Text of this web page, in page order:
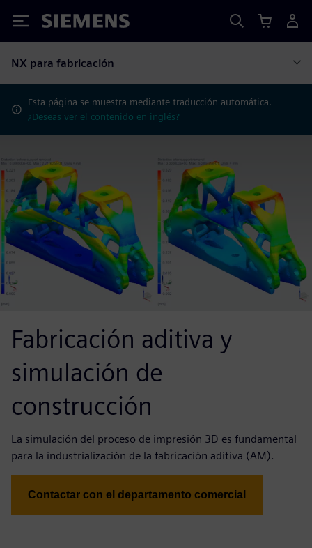
Siemens
NX para fabricación
Esta página se muestra mediante traducción automática.
¿Deseas ver el contenido en inglés?
Fabricación aditiva y
simulación de
construcción
La simulación del proceso de impresión 3D es fundamental
para la industrialización de la fabricación aditiva (AM).
Contactar con el departamento comercial